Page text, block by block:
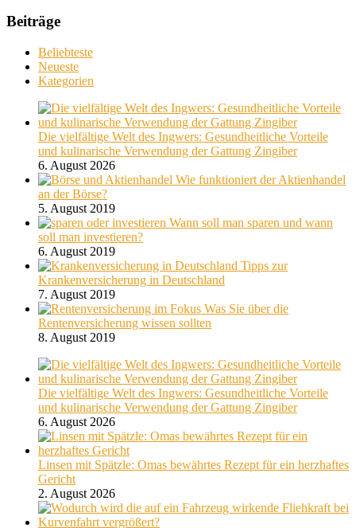
Beiträge
Beliebteste
Neueste
Kategorien
Die vielfältige Welt des Ingwers: Gesundheitliche Vorteile
und kulinarische Verwendung der Gattung Zingiber
6. August 2026
Wie funktioniert der Aktienhandel
an der Börse?
5. August 2019
Wann soll man sparen und wann
soll man investieren?
6. August 2019
Tipps zur
Krankenversicherung in Deutschland
7. August 2019
Was Sie über die
Rentenversicherung wissen sollten
8. August 2019
Die vielfältige Welt des Ingwers: Gesundheitliche Vorteile
und kulinarische Verwendung der Gattung Zingiber
6. August 2026
Linsen mit Spätzle: Omas bewährtes Rezept für ein herzhaftes
Gericht
2. August 2026